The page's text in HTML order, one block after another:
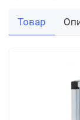
Товар